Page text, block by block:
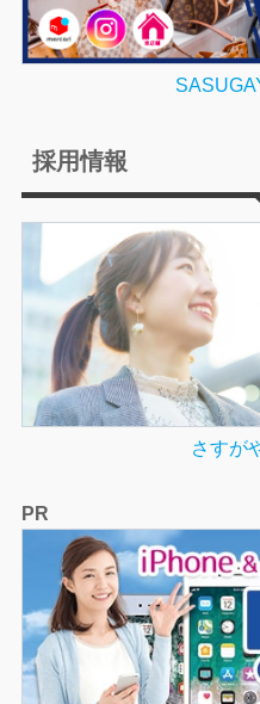
採用情報
さすが
PR